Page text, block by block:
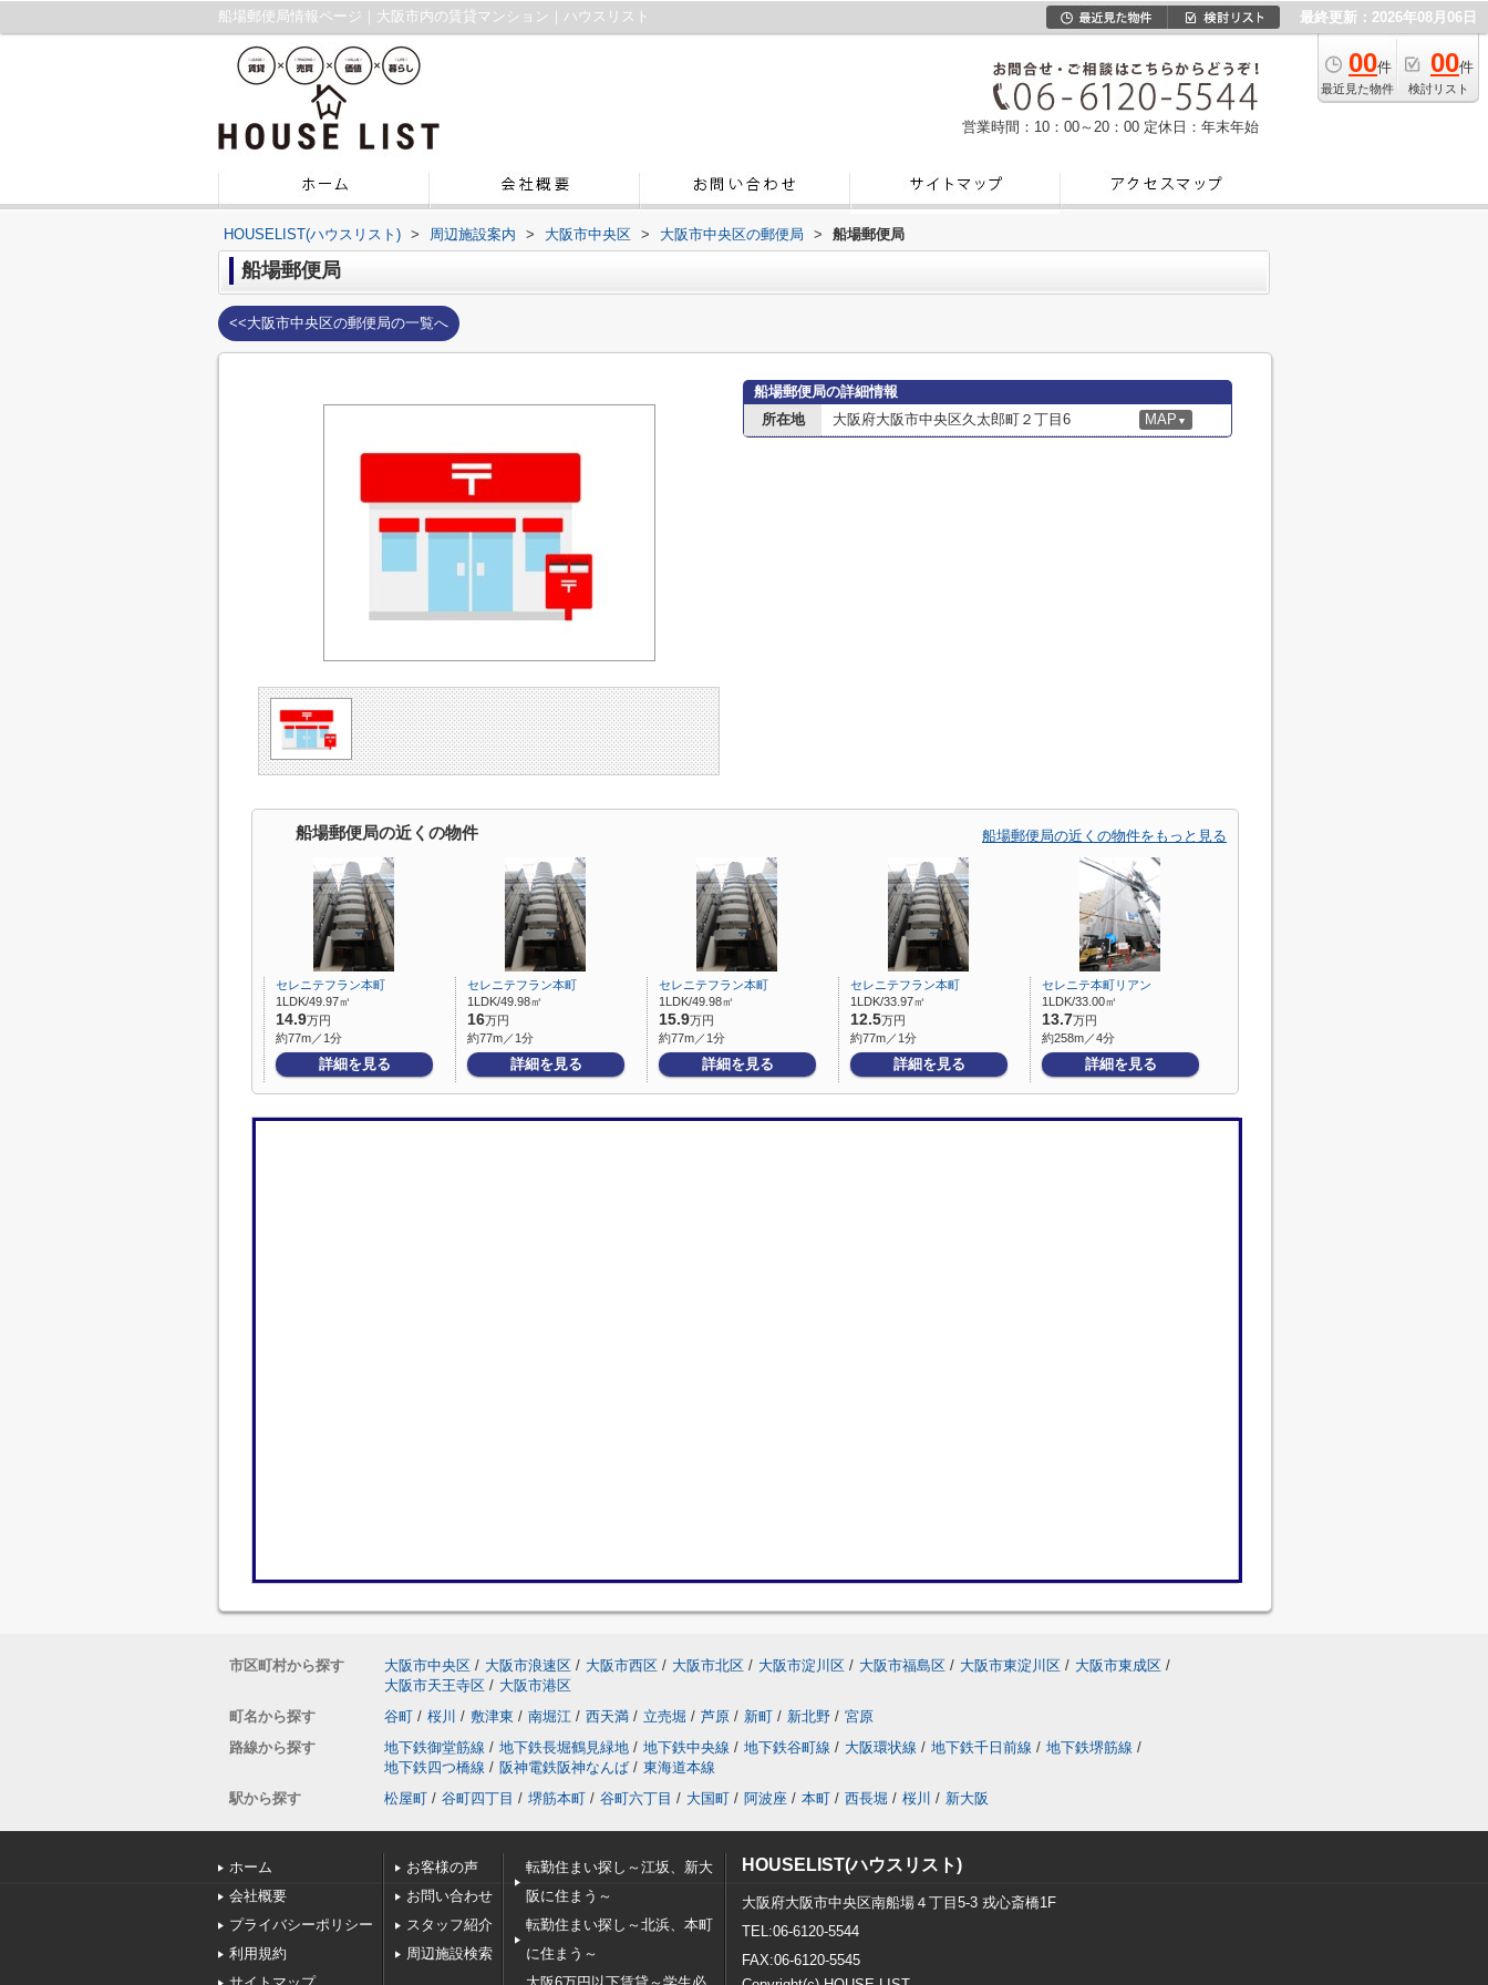
船場郵便局情報ページ｜大阪市内の賃貸マンション｜ハウスリスト 最終更新：2026年08月06日
00件
最近見た物件
00件
検討リスト
営業時間：10：00～20：00 定休日：年末年始
HOUSELIST(ハウスリスト) > 周辺施設案内 > 大阪市中央区 > 大阪市中央区の郵便局 > 船場郵便局
船場郵便局
<<大阪市中央区の郵便局の一覧へ
船場郵便局の詳細情報
所在地
大阪府大阪市中央区久太郎町２丁目6 MAP ▼
船場郵便局の近くの物件 船場郵便局の近くの物件をもっと見る
セレニテフラン本町
1LDK/49.97㎡
14.9万円
約77m／1分
詳細を見る
セレニテフラン本町
1LDK/49.98㎡
16万円
約77m／1分
詳細を見る
セレニテフラン本町
1LDK/49.98㎡
15.9万円
約77m／1分
詳細を見る
セレニテフラン本町
1LDK/33.97㎡
12.5万円
約77m／1分
詳細を見る
セレニテ本町リアン
1LDK/33.00㎡
13.7万円
約258m／4分
詳細を見る
市区町村から探す 大阪市中央区 / 大阪市浪速区 / 大阪市西区 / 大阪市北区 / 大阪市淀川区 / 大阪市福島区 / 大阪市東淀川区 / 大阪市東成区 /
大阪市天王寺区 / 大阪市港区
町名から探す
谷町 / 桜川 / 敷津東 / 南堀江 / 西天満 / 立売堀 / 芦原 / 新町 / 新北野 / 宮原
路線から探す
地下鉄御堂筋線 / 地下鉄長堀鶴見緑地 / 地下鉄中央線 / 地下鉄谷町線 / 大阪環状線 / 地下鉄千日前線 / 地下鉄堺筋線 /
地下鉄四つ橋線 / 阪神電鉄阪神なんば / 東海道本線
駅から探す
松屋町 / 谷町四丁目 / 堺筋本町 / 谷町六丁目 / 大国町 / 阿波座 / 本町 / 西長堀 / 桜川 / 新大阪
ホーム
会社概要
プライバシーポリシー
利用規約
お客様の声
お問い合わせ
スタッフ紹介
周辺施設検索
転勤住まい探し～江坂、新大
阪に住まう～
転勤住まい探し～北浜、本町
に住まう～
HOUSELIST(ハウスリスト)
大阪府大阪市中央区南船場４丁目5-3 戎心斎橋1F
TEL:06-6120-5544
FAX:06-6120-5545